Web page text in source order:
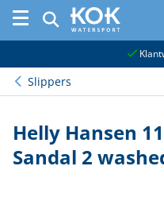
Slippers
Helly Hansen
Sandal 2